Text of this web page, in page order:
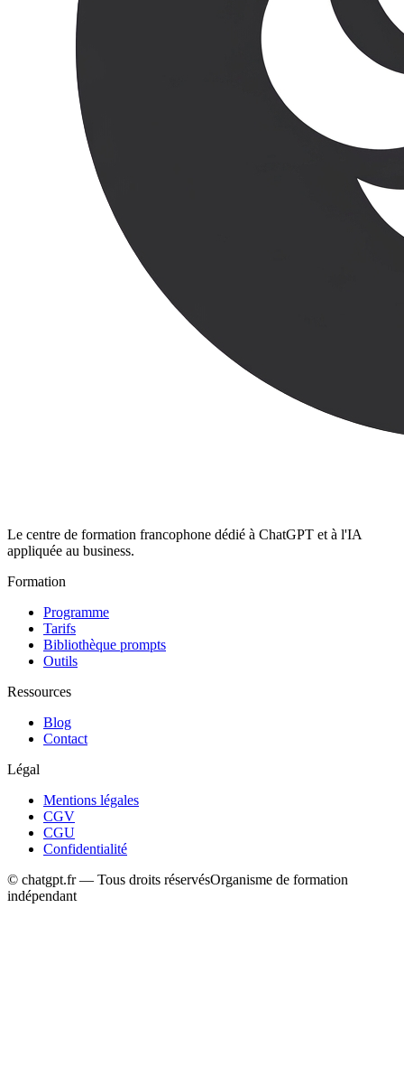
Le centre de formation francophone dédié à ChatGPT et à l'IA
appliquée au business.
Formation
Programme
Tarifs
Bibliothèque prompts
Outils
Ressources
Blog
Contact
Légal
Mentions légales
CGV
CGU
Confidentialité
© chatgpt.fr — Tous droits réservésOrganisme de formation
indépendant